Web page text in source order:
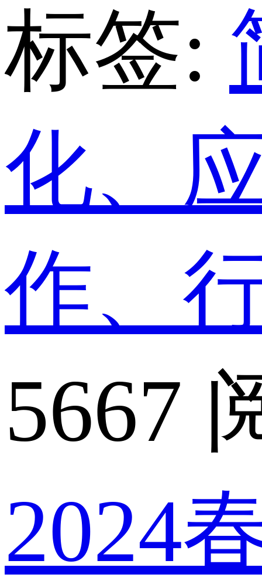
标签:
化、
作、
5667
2024